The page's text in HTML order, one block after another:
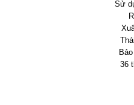
Sử
36